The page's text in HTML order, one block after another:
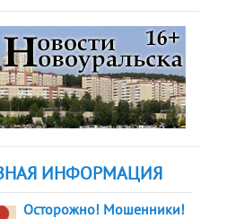
ИНФОРМАЦИЯ
Осторожно! Мошенники!